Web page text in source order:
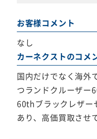
お客様コメント
なし
カーネクストのコメ
国内だけでなく海外
つランドクルーザー
60thブラックレザー
あり、高価買取させ